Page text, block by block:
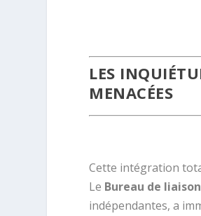
LES
MENACÉES
Cette intégration
Le Bureau de
indépendantes, a